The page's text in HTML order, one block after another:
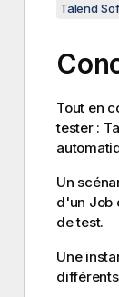
Talend
Tout en
tester :
Un
d'un Job
de test.
Une